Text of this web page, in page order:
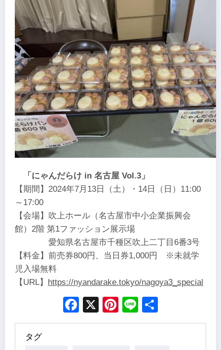
「にゃんだらけ in 名古屋 Vol.3」
【期間】2024年7月13日（土）・14日（日）11:00
～17:00
【会場】吹上ホール（名古屋市中小企業振興会
館）2階 第1ファッション展示場
愛知県名古屋市千種区吹上二丁目6番3号
【料金】前売券800円、当日券1,000円 ※未就学
児入場無料
【URL】 https://nyandarake.tokyo/nagoya3_special
Facebook
X Pinterest
Line
タグ